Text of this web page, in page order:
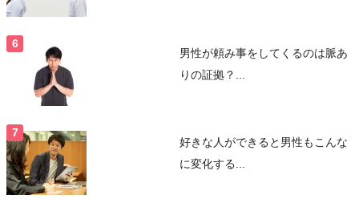
男性が頼み事をしてくるのは脈あ
りの証拠？...
好きな人ができると男性もこんな
に変化する...